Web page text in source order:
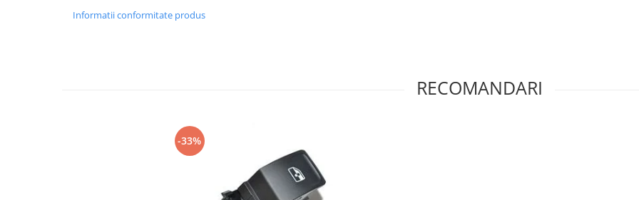
Lubrifianti si Spray-uri de Curatare
Informatii conformitate produs
RECOMANDARI
-33%